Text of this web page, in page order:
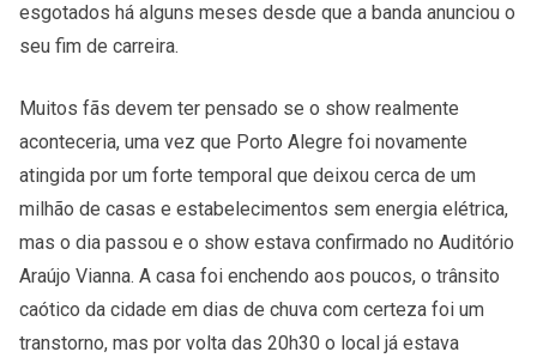
esgotados há alguns meses desde que a banda anunciou o
seu fim de carreira.
Muitos fãs devem ter pensado se o show realmente
aconteceria, uma vez que Porto Alegre foi novamente
atingida por um forte temporal que deixou cerca de um
milhão de casas e estabelecimentos sem energia elétrica,
mas o dia passou e o show estava confirmado no Auditório
Araújo Vianna. A casa foi enchendo aos poucos, o trânsito
caótico da cidade em dias de chuva com certeza foi um
transtorno, mas por volta das 20h30 o local já estava